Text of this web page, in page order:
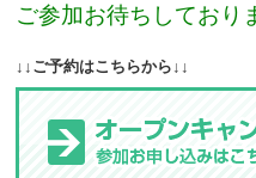
ご参加お待ちしており
↓↓ご予約はこちらから↓↓